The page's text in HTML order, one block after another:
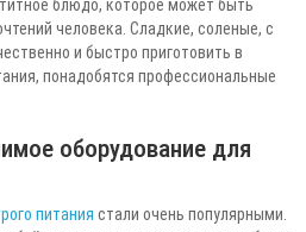
блюдо, которое может быть
человека. Сладкие, соленые, с
и быстро приготовить в
понадобятся профессиональные
оборудование для
питания стали очень популярными.